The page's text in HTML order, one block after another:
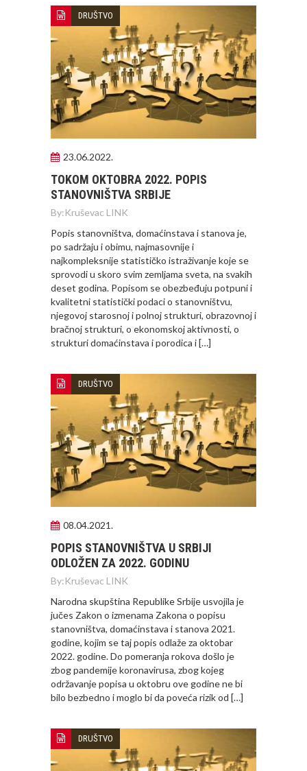
DRUŠTVO
23.06.2022.
TOKOM OKTOBRA 2022. POPIS
STANOVNIŠTVA SRBIJE
By:Kruševac LINK
Popis stanovništva, domaćinstava i stanova je,
po sadržaju i obimu, najmasovnije i
najkompleksnije statističko istraživanje koje se
sprovodi u skoro svim zemljama sveta, na svakih
deset godina. Popisom se obezbeđuju potpuni i
kvalitetni statistički podaci o stanovništvu,
njegovoj starosnoj i polnoj strukturi, obrazovnoj i
bračnoj strukturi, o ekonomskoj aktivnosti, o
strukturi domaćinstava i porodica i […]
DRUŠTVO
08.04.2021.
POPIS STANOVNIŠTVA U SRBIJI
ODLOŽEN ZA 2022. GODINU
By:Kruševac LINK
Narodna skupština Republike Srbije usvojila je
jučes Zakon o izmenama Zakona o popisu
stanovništva, domaćinstava i stanova 2021.
godine, kojim se taj popis odlaže za oktobar
2022. godine. Do pomeranja rokova došlo je
zbog pandemije koronavirusa, zbog kojeg
održavanje popisa u oktobru ove godine ne bi
bilo bezbedno i moglo bi da poveća rizik od […]
DRUŠTVO